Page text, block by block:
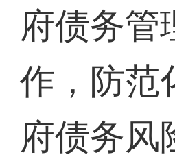
府债务管
作，防范
府债务风